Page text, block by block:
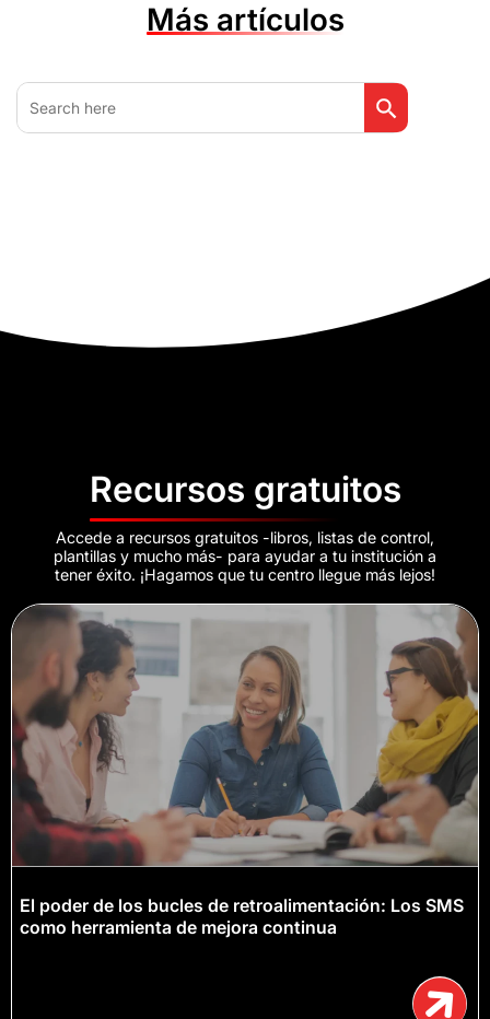
Más artículos
Buscar: Botón de
Recursos gratuitos
Accede a recursos gratuitos -libros, listas de control,
plantillas y mucho más- para ayudar a tu institución a
tener éxito. ¡Hagamos que tu centro llegue más lejos!
El poder de los bucles de retroalimentación: Los SMS
como herramienta de mejora continua